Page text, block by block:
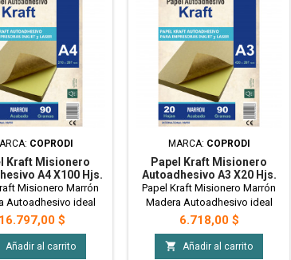
COPRODI
Kraft Misionero
A4 X100 Hjs.
Marrón 80 Gr.
Misionero Marrón
Autoadhesivo ideal
autoadhesivas,
artesanales,
gastronomía, vinos,
Precio
16.797,00 $
Añadir al carrito
MARCA: COPRODI
Papel Kraft Misionero
Autoadhesivo A3 X20 Hjs.
Madera Marrón 80 Gr.
Papel Kraft Misionero Marrón
Madera Autoadhesivo ideal
para etiquetas autoadhesivas,
productos artesanales,
regionales, gastronomía, vinos,
Precio
6.718,00 $
 Añadir al carrito